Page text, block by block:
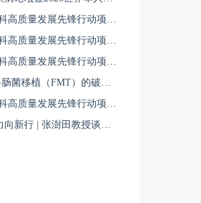
0630-领航计划—皮肤科高质量发展先锋行动项目第六季第65期
0630-领航计划—皮肤科高质量发展先锋行动项目第六季第64期
0629-领航计划—皮肤科高质量发展先锋行动项目第六季第63期
从“粪水”到“新药”——肠菌移植（FMT）的破局与临床应用全景 | 肠道微生态规范化诊疗1
0601-领航计划—皮肤科高质量发展先锋行动项目第六季第42期
二十三载薪火传，聚力向新行 | 张澍田教授谈中国消化医学的传承与突破